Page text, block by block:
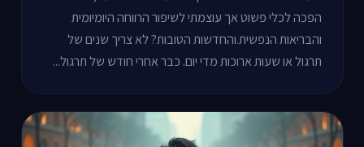
הפכה לכלי פשוט אך עוצמתי לשיפור הרווחה היומיומית
והבריאות הנפשית.והחדשות הטובות? לא צריך שנים של
תרגול או שעות ארוכות מדי יום. כבר אחרי חודש של תרגול...